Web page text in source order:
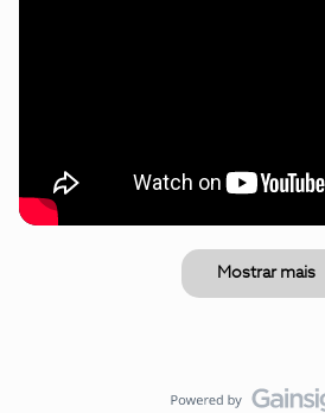
Mostrar mais